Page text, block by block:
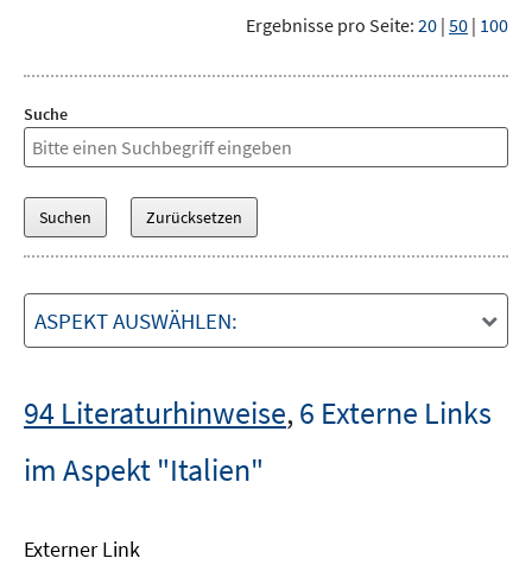
Ergebnisse pro Seite: 20 | 50 | 100
Suche
ASPEKT AUSWÄHLEN:
94 Literaturhinweise,6 Externe Links
im Aspekt "Italien"
Externer Link